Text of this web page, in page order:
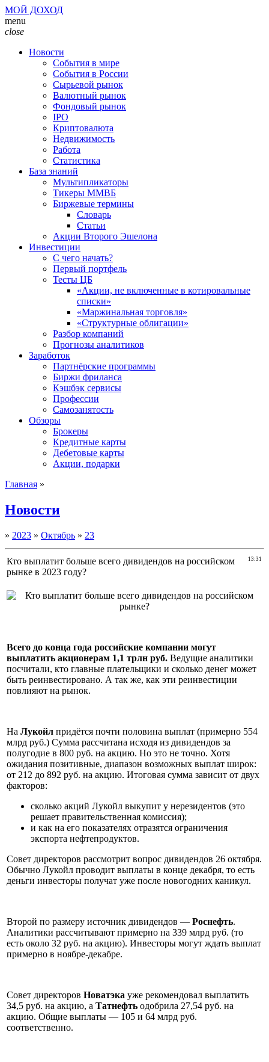
МОЙ ДОХОД
menu
close
Новости
События в мире
События в России
Сырьевой рынок
Валютный рынок
Фондовый рынок
IPO
Криптовалюта
Недвижимость
Работа
Статистика
База знаний
Мультипликаторы
Тикеры ММВБ
Биржевые термины
Словарь
Статьи
Акции Второго Эшелона
Инвестиции
С чего начать?
Первый портфель
Тесты ЦБ
«Акции, не включенные в котировальные
списки»
«Маржинальная торговля»
«Структурные облигации»
Разбор компаний
Прогнозы аналитиков
Заработок
Партнёрские программы
Биржи фриланса
Кэшбэк сервисы
Профессии
Самозанятость
Обзоры
Брокеры
Кредитные карты
Дебетовые карты
Акции, подарки
Главная »
Новости
» 2023 » Октябрь » 23
13:31
Кто выплатит больше всего дивидендов на российском
рынке в 2023 году?
Всего до конца года российские компании могут
выплатить акционерам 1,1 трлн руб. Ведущие аналитики
посчитали, кто главные плательщики и сколько денег может
быть реинвестировано. А так же, как эти реинвестиции
повлияют на рынок.
На Лукойл придётся почти половина выплат (примерно 554
млрд руб.) Сумма рассчитана исходя из дивидендов за
полугодие в 800 руб. на акцию. Но это не точно. Хотя
ожидания позитивные, диапазон возможных выплат широк:
от 212 до 892 руб. на акцию. Итоговая сумма зависит от двух
факторов:
сколько акций Лукойл выкупит у нерезидентов (это
решает правительственная комиссия);
и как на его показателях отразятся ограничения
экспорта нефтепродуктов.
Совет директоров рассмотрит вопрос дивидендов 26 октября.
Обычно Лукойл проводит выплаты в конце декабря, то есть
деньги инвесторы получат уже после новогодних каникул.
Второй по размеру источник дивидендов — Роснефть.
Аналитики рассчитывают примерно на 339 млрд руб. (то
есть около 32 руб. на акцию). Инвесторы могут ждать выплат
примерно в ноябре-декабре.
Совет директоров Новатэка уже рекомендовал выплатить
34,5 руб. на акцию, а Татнефть одобрила 27,54 руб. на
акцию. Общие выплаты — 105 и 64 млрд руб.
соответственно.